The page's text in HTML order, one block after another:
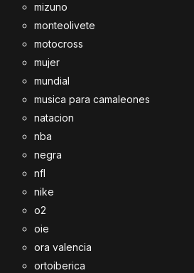
mizuno
monteolivete
motocross
mujer
mundial
musica para camaleones
natacion
nba
negra
nfl
nike
o2
oie
ora valencia
ortoiberica